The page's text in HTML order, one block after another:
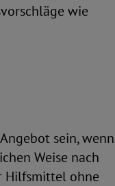
wie
sein, wenn
Weise nach
Hilfsmittel ohne